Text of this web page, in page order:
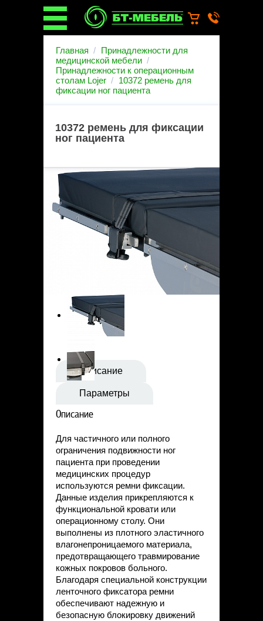
О бренде
Новости
Каталог
Услуги
Ремонт медицинской мебели
медицинской мебели
Инструкции от производителей
Установка медицинской мебели
Доставка
Наши объекты
Производители
Главная
Принадлежности для
медицинской мебели
Принадлежности к операционным
столам Lojer
10372 ремень для
фиксации ног пациента
10372 ремень для фиксации
ног пациента
Описание
Параметры
Описание
Для частичного или полного
ограничения подвижности ног
пациента при проведении
медицинских процедур
используются ремни фиксации.
Данные изделия прикрепляются к
функциональной кровати или
операционному столу. Они
выполнены из плотного эластичного
влагонепроницаемого материала,
предотвращающего травмирование
кожных покровов больного.
Благодаря специальной конструкции
ленточного фиксатора ремни
обеспечивают надежную и
безопасную блокировку движений